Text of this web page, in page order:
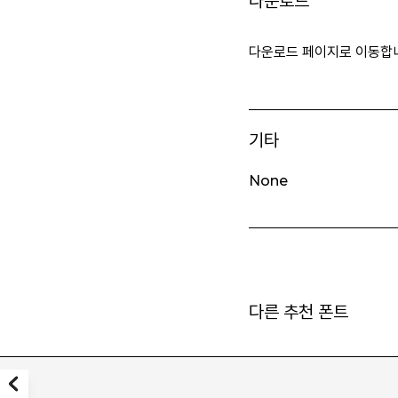
다운로드 페이지로 이동합
기타
None
다른 추천 폰트